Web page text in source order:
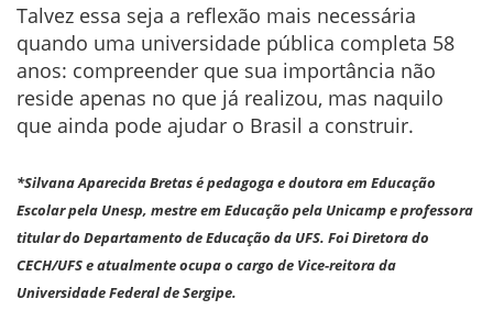
Talvez essa seja a reflexão mais necessária
quando uma universidade pública completa 58
anos: compreender que sua importância não
reside apenas no que já realizou, mas naquilo
que ainda pode ajudar o Brasil a construir.
*Silvana Aparecida Bretas é pedagoga e doutora em Educação
Escolar pela Unesp, mestre em Educação pela Unicamp e professora
titular do Departamento de Educação da UFS. Foi Diretora do
CECH/UFS e atualmente ocupa o cargo de Vice-reitora da
Universidade Federal de Sergipe.